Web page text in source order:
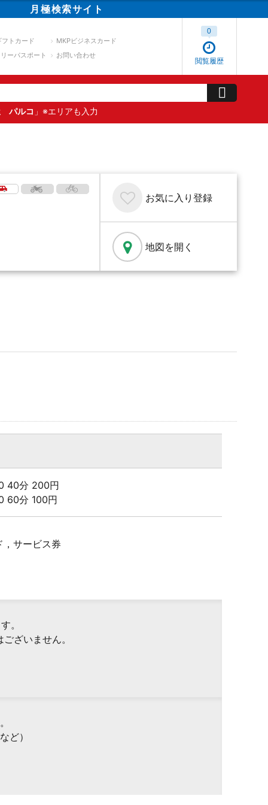
月極検索サイト
フトカード
MKPビジネスカード
ーパスポート
お問い合わせ
閲覧履歴
0
パルコ 」※エリアも入力
お気に入り 登録
地図を開く
40分 200円
60分 100円
サービス券
。
ざいません。
ど）